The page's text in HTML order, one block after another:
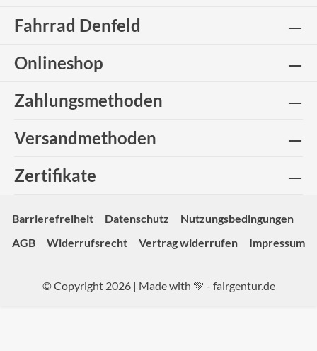
Fahrrad Denfeld
Onlineshop
Zahlungsmethoden
Versandmethoden
Zertifikate
Barrierefreiheit Datenschutz
Nutzungsbedingungen
AGB
Widerrufsrecht Vertrag widerrufen Impressum
© Copyright 2026 | Made with 💚 - fairgentur.de